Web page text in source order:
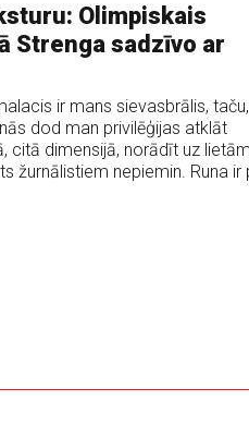
Olimpiskais
Strenga sadzīvo ar
ir mans sievasbrālis,
dod man privilēģijas atklāt
citā dimensijā, norādīt uz
žurnālistiem nepiemin. Runa ir